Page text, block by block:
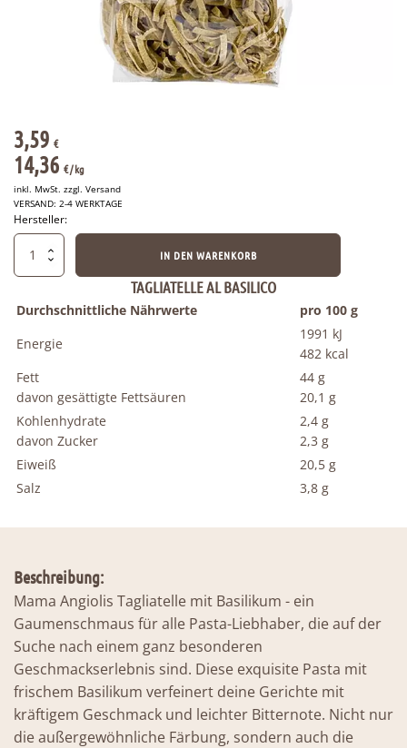
TAGLIATELLE AL BASILICO
Durchschnittliche Nährwerte
pro 100 g
Energie
1991 kJ
482 kcal
Fett
davon gesättigte Fettsäuren
44 g
20,1 g
Kohlenhydrate
davon Zucker
2,4 g
2,3 g
Eiweiß
20,5 g
Salz
3,8 g
3,59 €
14,36 €/ kg
inkl. MwSt. zzgl. Versand
VERSAND: 2-4 WERKTAGE
Hersteller:
Tagliatelle
g
IN DEN WARENKORB
Beschreibung:
Mama Angiolis Tagliatelle mit Basilikum - ein
Gaumenschmaus für alle Pasta-Liebhaber, die auf der
Suche nach einem ganz besonderen
Geschmackserlebnis sind. Diese exquisite Pasta mit
frischem Basilikum verfeinert deine Gerichte mit
kräftigem Geschmack und leichter Bitternote. Nicht nur
die außergewöhnliche Färbung, sondern auch die